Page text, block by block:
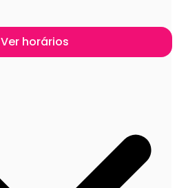
Ver horários